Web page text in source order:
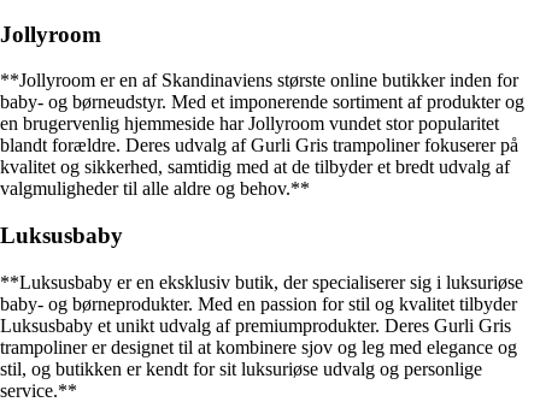
Jollyroom
**Jollyroom er en af Skandinaviens største online butikker inden for
baby- og børneudstyr. Med et imponerende sortiment af produkter og
en brugervenlig hjemmeside har Jollyroom vundet stor popularitet
blandt forældre. Deres udvalg af Gurli Gris trampoliner fokuserer på
kvalitet og sikkerhed, samtidig med at de tilbyder et bredt udvalg af
valgmuligheder til alle aldre og behov.**
Luksusbaby
**Luksusbaby er en eksklusiv butik, der specialiserer sig i luksuriøse
baby- og børneprodukter. Med en passion for stil og kvalitet tilbyder
Luksusbaby et unikt udvalg af premiumprodukter. Deres Gurli Gris
trampoliner er designet til at kombinere sjov og leg med elegance og
stil, og butikken er kendt for sit luksuriøse udvalg og personlige
service.**